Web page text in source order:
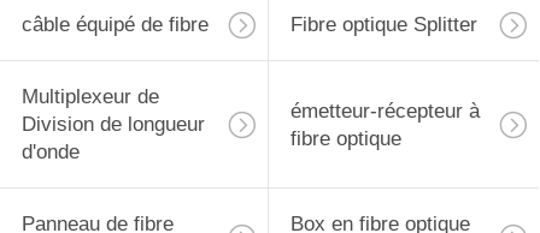
câble équipé de fibre Fibre optique Splitter
Multiplexeur de
Division de longueur
d'onde
émetteur-récepteur à
fibre optique
Panneau de fibre Box en fibre optique